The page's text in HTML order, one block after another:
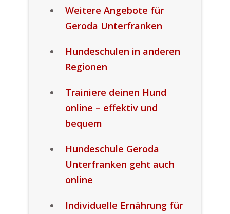
Weitere Angebote für
Geroda Unterfranken
Hundeschulen in anderen
Regionen
Trainiere deinen Hund
online – effektiv und
bequem
Hundeschule Geroda
Unterfranken geht auch
online
Individuelle Ernährung für